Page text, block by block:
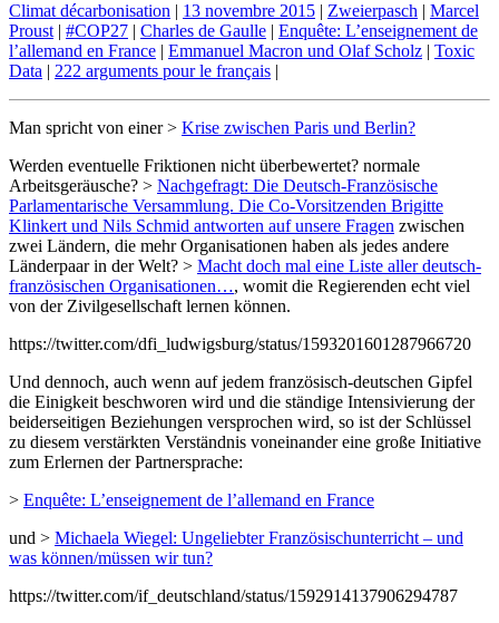
Climat décarbonisation | 13 novembre 2015 | Zweierpasch | Marcel
Proust | #COP27 | Charles de Gaulle | Enquête: L’enseignement de
l’allemand en France | Emmanuel Macron und Olaf Scholz | Toxic
Data | 222 arguments pour le français |
Man spricht von einer > Krise zwischen Paris und Berlin?
Werden eventuelle Friktionen nicht überbewertet? normale
Arbeitsgeräusche? > Nachgefragt: Die Deutsch-Französische
Parlamentarische Versammlung. Die Co-Vorsitzenden Brigitte
Klinkert und Nils Schmid antworten auf unsere Fragen zwischen
zwei Ländern, die mehr Organisationen haben als jedes andere
Länderpaar in der Welt? > Macht doch mal eine Liste aller deutsch-
französischen Organisationen…, womit die Regierenden echt viel
von der Zivilgesellschaft lernen können.
https://twitter.com/dfi_ludwigsburg/status/1593201601287966720
Und dennoch, auch wenn auf jedem französisch-deutschen Gipfel
die Einigkeit beschworen wird und die ständige Intensivierung der
beiderseitigen Beziehungen versprochen wird, so ist der Schlüssel
zu diesem verstärkten Verständnis voneinander eine große Initiative
zum Erlernen der Partnersprache:
> Enquête: L’enseignement de l’allemand en France
und > Michaela Wiegel: Ungeliebter Französischunterricht – und
was können/müssen wir tun?
https://twitter.com/if_deutschland/status/1592914137906294787